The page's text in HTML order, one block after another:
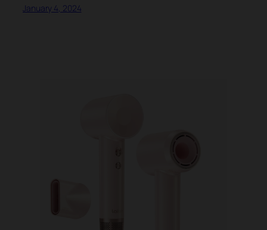
January 4, 2024